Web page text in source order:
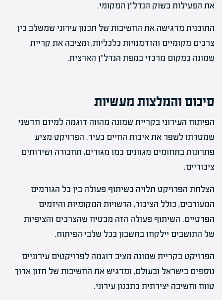
את הפעילות בשוק הנדל"ן המקומי.
התוכנית מדגישה את החשיבות של תכנון עירוני שמשלב בין
צרכים מקומיים והזדמנויות כלכליות, ומציבה את קריית
שמונה במקום מרכזי במפת הנדל"ן הארצית.
סיכום והמלצות מעשיות
הפיתוח העירוני בקריית שמונה מהווה דוגמה למיזם חדשני
שמטרתו לשפר את איכות החיים בעיר. הפרויקט מציע
פתרונות בתחומים מגוונים כמו מגורים, תחבורה ושירותים
ציבוריים.
הצלחת הפרויקט תלויה בשיתוף פעולה בין כל הגורמים
המעורבים, כולל הציבור, הרשויות המקומיות והיזמים
הפרטיים. השיתוף פעולה הזה מבטיח שהצרכים והציפיות
של התושבים יילקחו בחשבון בכל שלבי הפיתוח.
הפרויקט בקריית שמונה מציב דוגמה לפרויקטים עירוניים
נוספים בישראל ובעולם, ומדגיש את החשיבות של חזון ארוך
טווח וחשיבה יצירתית בתכנון עירוני.